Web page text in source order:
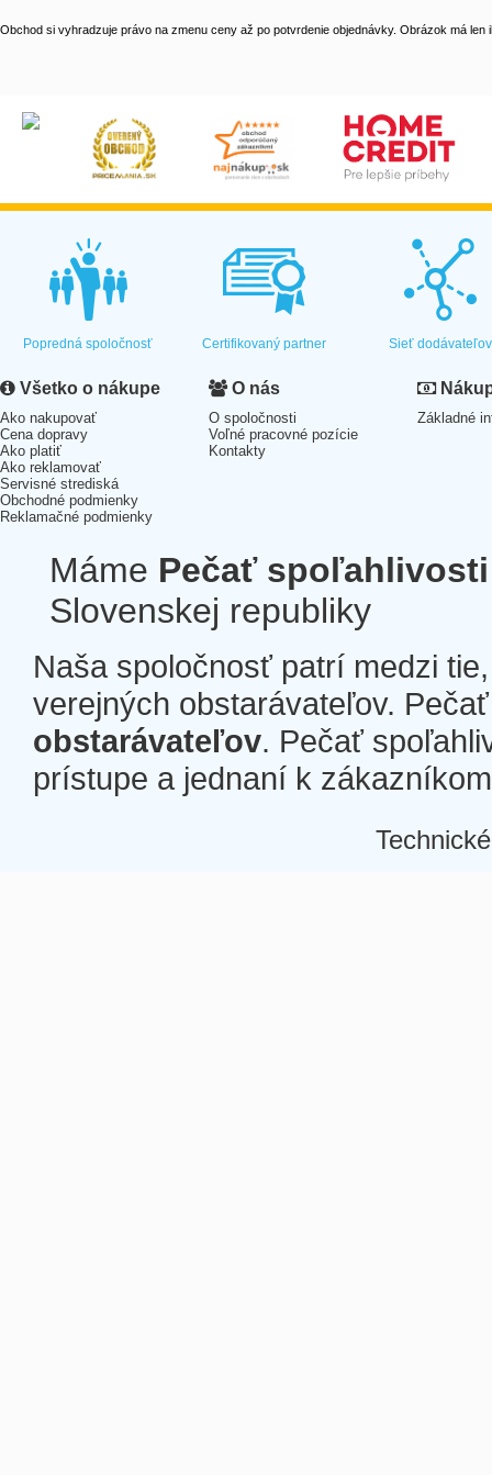
Obchod si vyhradzuje právo na zmenu ceny až po potvrdenie objednávky. Obrázok má len
Popredná spoločnosť Certifikovaný partner Sieť dodávateľov
Všetko o nákupe
Ako nakupovať
Cena dopravy
Ako platiť
Ako reklamovať
Servisné strediská
Obchodné podmienky
Reklamačné podmienky
O nás
O spoločnosti
Voľné pracovné pozície
Kontakty
Základné
Máme Pečať spoľahlivosti
Slovenskej republiky
Naša spoločnosť patrí medzi
verejných obstarávateľov.
obstarávateľov. Pečať
prístupe a jednaní k